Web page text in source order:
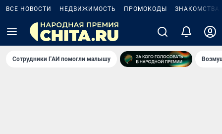
ВСЕ НОВОСТИ НЕДВИЖИМОСТЬ ПРОМОКОДЫ ЗНАКОМСТВА
Сотрудники ГАИ помогли малышу